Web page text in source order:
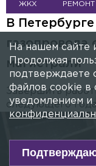
ЖКХ РЕМОНТ
В
газопровода
магистрали
Завершить
следующего
На нашем сайте
Продолжая
подтверждаете
файлов cookie в
уведомлением и